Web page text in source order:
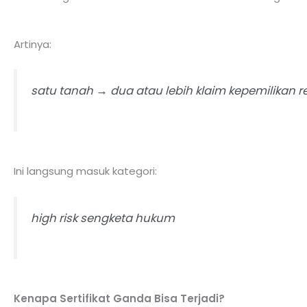
Artinya:
satu tanah → dua atau lebih klaim kepemilikan
Ini langsung masuk kategori:
high risk sengketa hukum
Kenapa Sertifikat Ganda Bisa Terjadi?